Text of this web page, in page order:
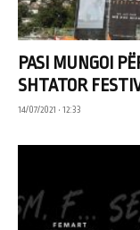
PASI MUNGOI
SHTATOR
14/07/2021 • 12:33